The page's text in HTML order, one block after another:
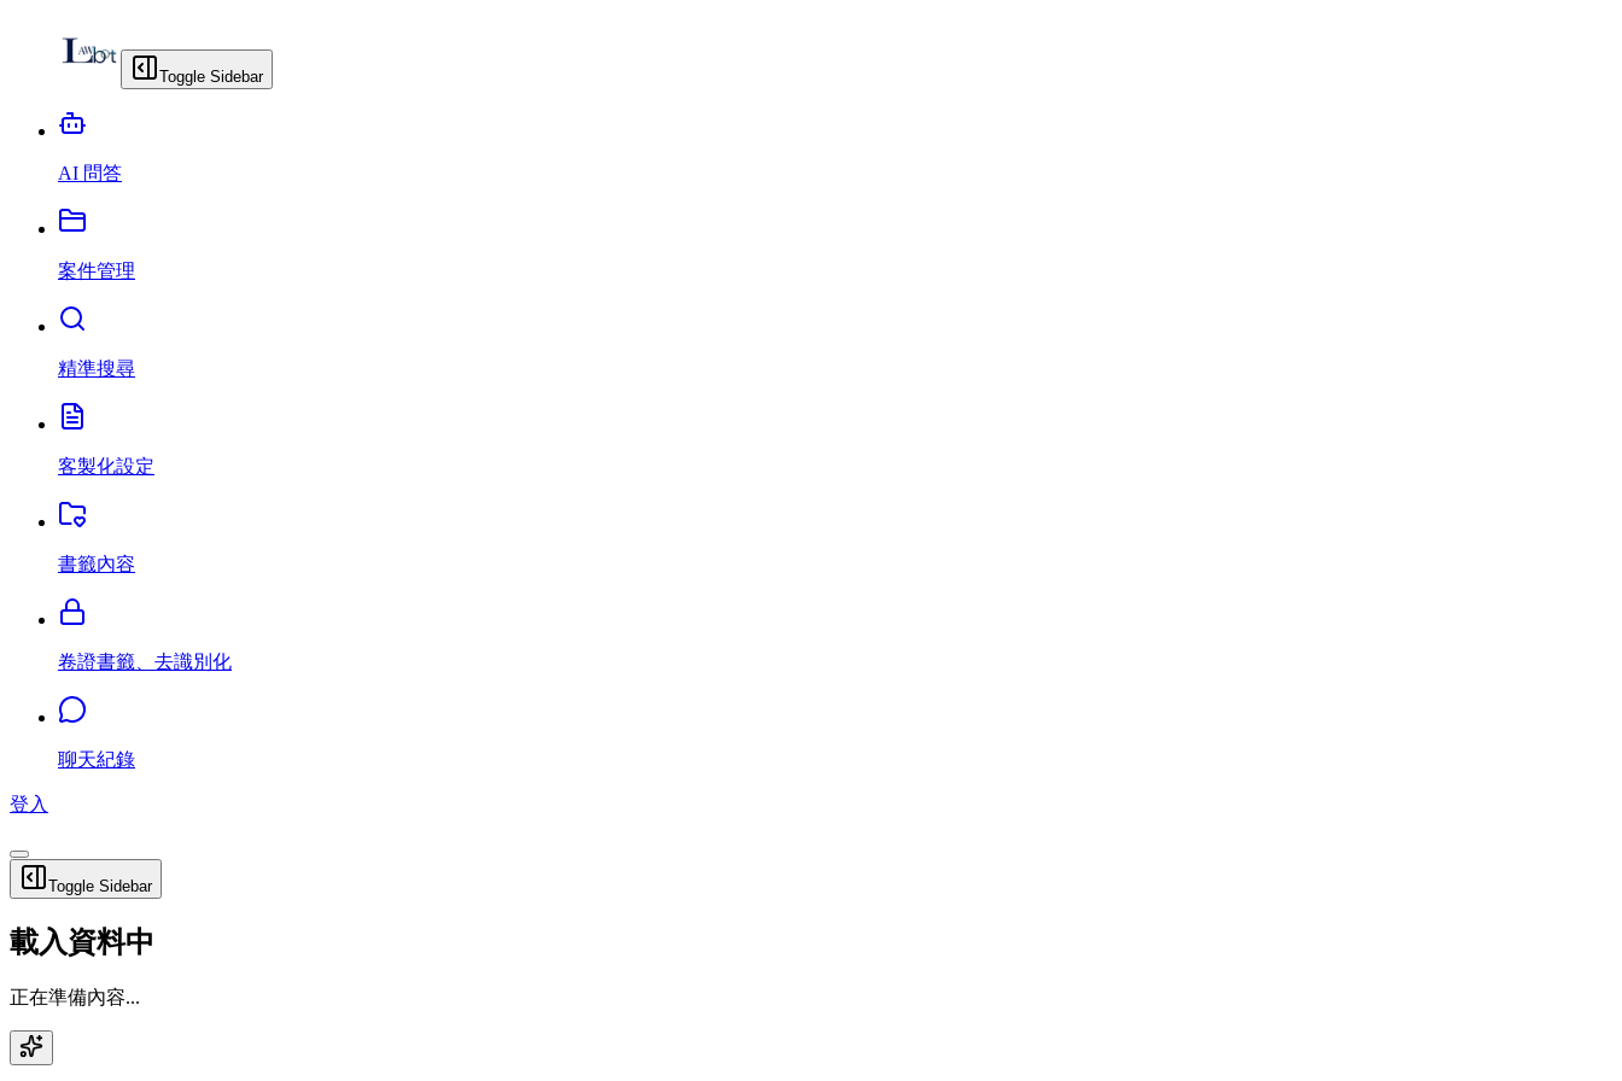
Toggle Sidebar
AI 問答
案件管理
精準搜尋
客製化設定
書籤內容
卷證書籤、去識別化
聊天紀錄
登入
Toggle Sidebar
載入資料中
正在準備內容...